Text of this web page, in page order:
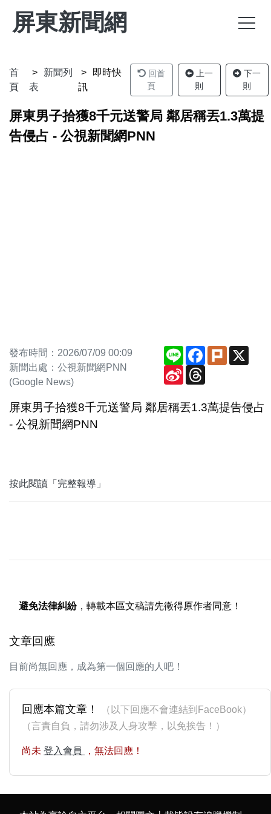
屏東新聞網
首
頁
新聞列
表
即時快
訊
回首
頁
上一
則
下一
則
屏東男子拾獲8千元送警局 鄰居稱丟1.3萬提
告侵占 - 公視新聞網PNN
發布時間：2026/07/09 00:09
新聞出處：公視新聞網PNN
(Google News)
Line Facebook
PlurkX
Sina
Weibo
Threads
屏東男子拾獲8千元送警局 鄰居稱丟1.3萬提告侵占
- 公視新聞網PNN
按此閱讀「完整報導」
避免法律糾紛，轉載本區文稿請先徵得原作者同意！
文章回應
目前尚無回應，成為第一個回應的人吧！
回應本篇文章！
（以下回應不會連結到FaceBook）
（言責自負，請勿涉及人身攻擊，以免挨告！）
尚未 登入會員 ，無法回應！